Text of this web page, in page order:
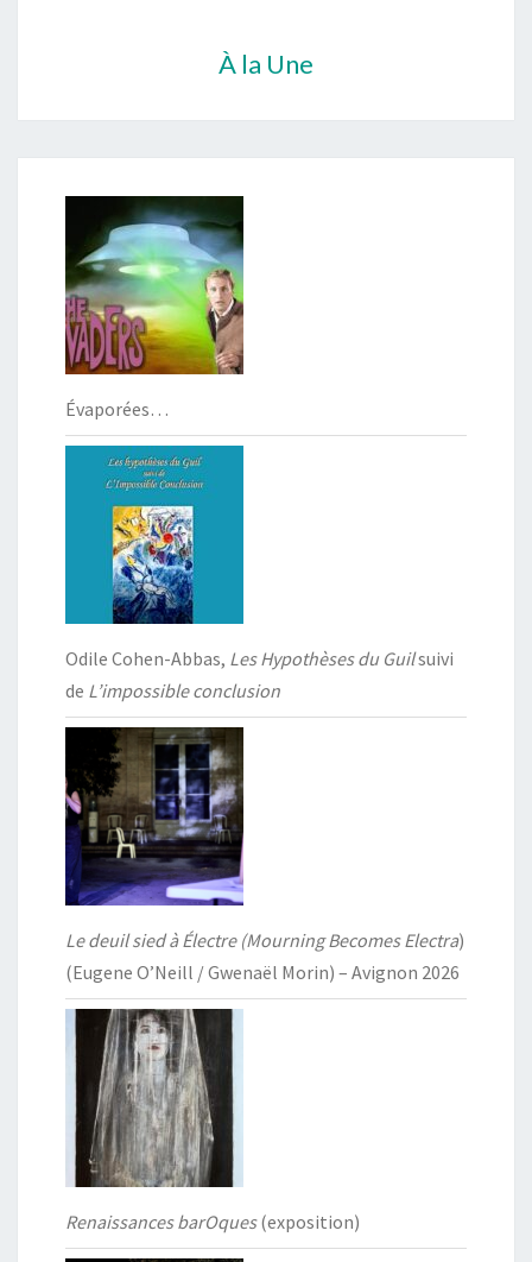
À la Une
Évaporées…
Odile Cohen-Abbas, Les Hypothèses du Guilsuivi
de L’impossible conclusion
Le deuil sied à Électre (Mourning Becomes Electra)
(Eugene O’Neill / Gwenaël Morin) – Avignon 2026
Renaissances barOques(exposition)